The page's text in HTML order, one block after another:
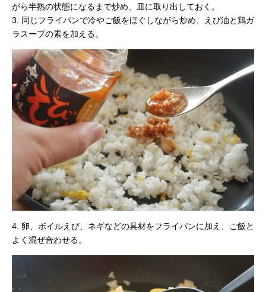
がら半熟の状態になるまで炒め、皿に取り出しておく。
3. 同じフライパンで冷やご飯をほぐしながら炒め、えび油と鶏ガ
ラスープの素を加える。
4. 卵、ボイルえび、ネギなどの具材をフライパンに加え、ご飯と
よく混ぜ合わせる。